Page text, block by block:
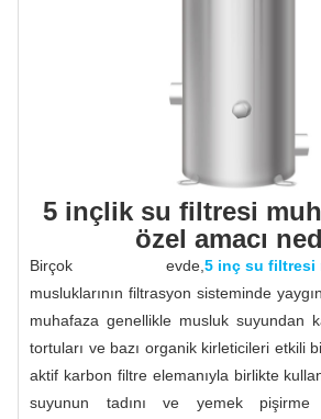
5 inçlik su filtresi
özel amacı
Birçok evde, 5 inç su filtresi
musluklarının filtrasyon sisteminde
muhafaza genellikle musluk suyundan
tortuları ve bazı organik kirleticileri etkili
aktif karbon filtre elemanıyla birlikte
suyunun tadını ve yemek pişirme